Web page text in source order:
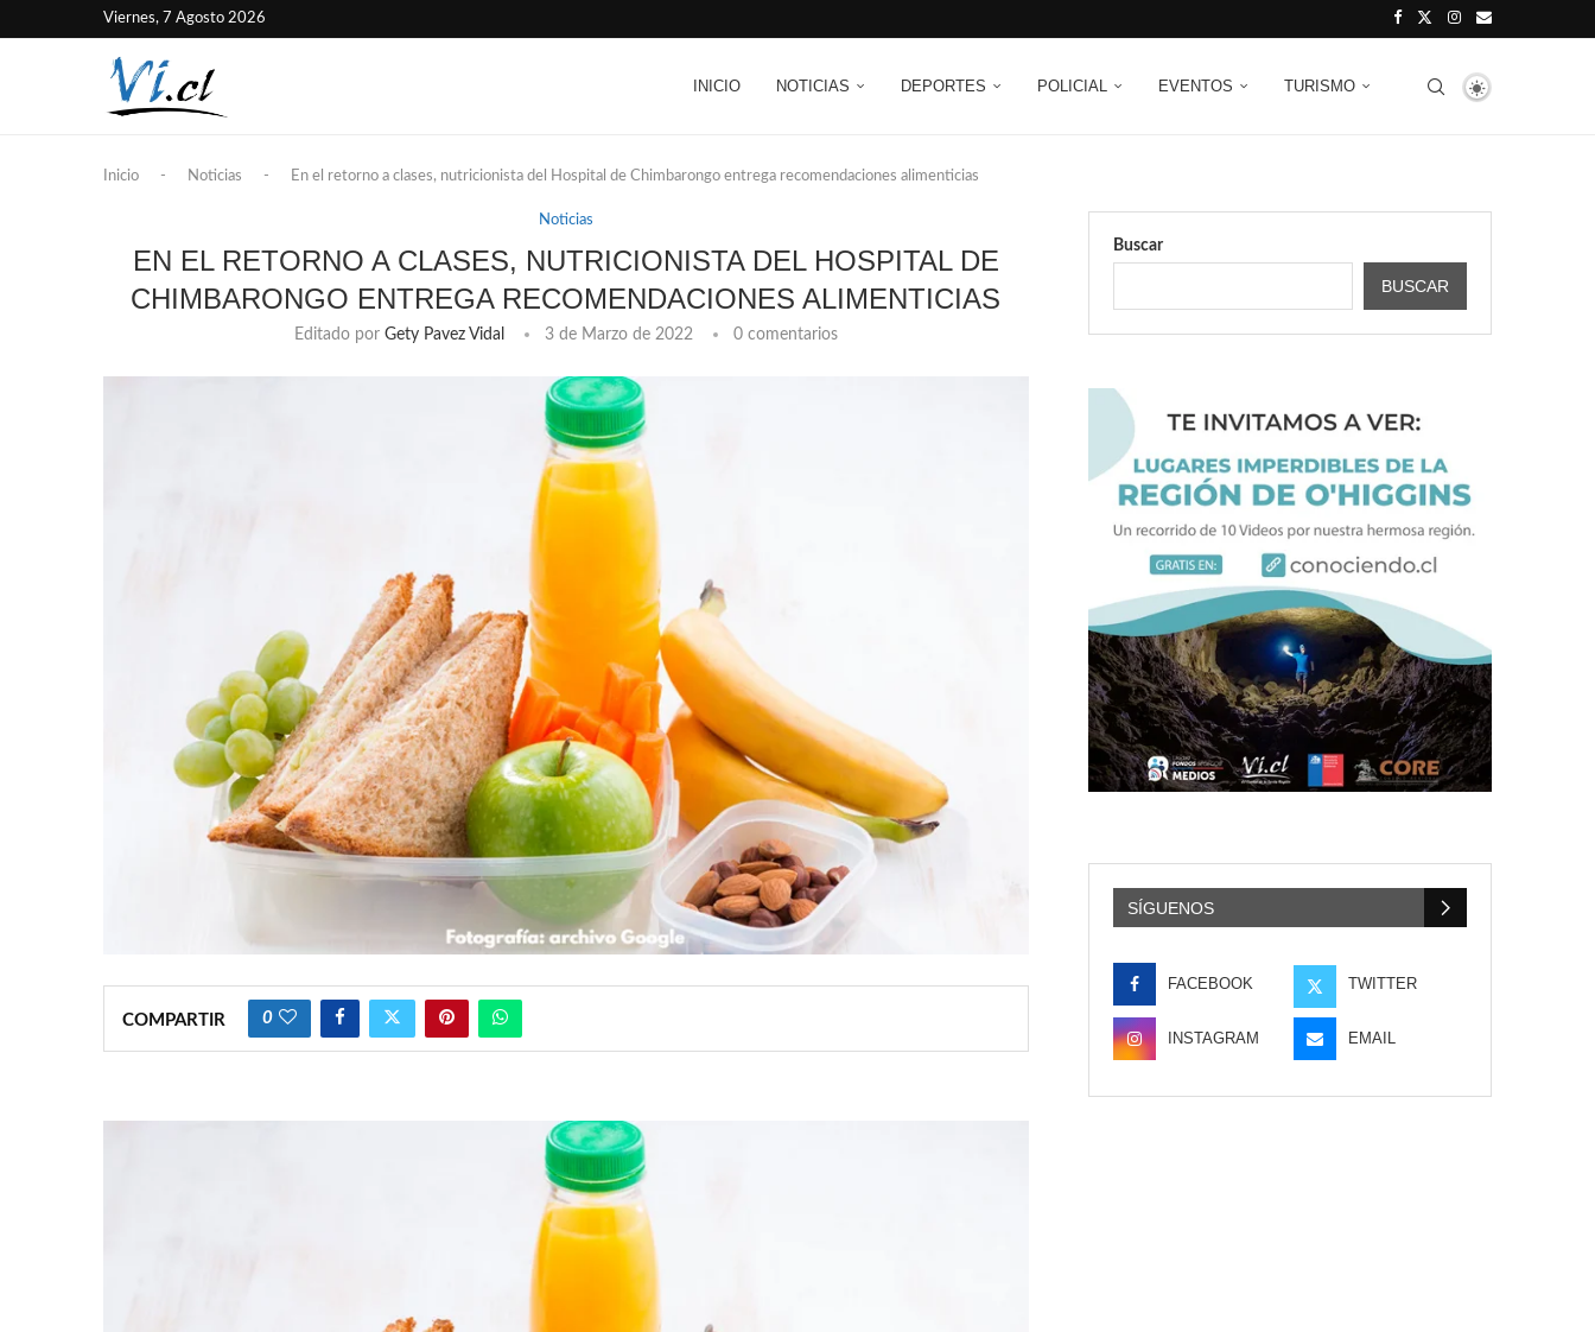
Viernes, 7 Agosto 2026
INICIO NOTICIAS DEPORTES POLICIAL EVENTOS TURISMO
Inicio - Noticias - En el retorno a clases, nutricionista del Hospital de Chimbarongo entrega recomendaciones alimenticias
Noticias
EN EL RETORNO A CLASES, NUTRICIONISTA DEL HOSPITAL DE
CHIMBARONGO ENTREGA RECOMENDACIONES ALIMENTICIAS
Editado por Gety Pavez Vidal 3 de Marzo de 2022 0 comentarios
COMPARTIR 0
Buscar
BUSCAR
SÍGUENOS
FACEBOOK TWITTER
INSTAGRAM EMAIL